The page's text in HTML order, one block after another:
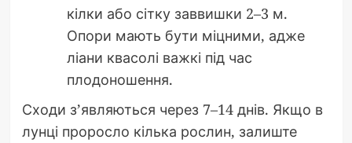
кілки або сітку заввишки 2–3 м.
Опори мають бути міцними, адже
ліани квасолі важкі під час
плодоношення.
Сходи з’являються через 7–14 днів. Якщо в
лунці проросло кілька рослин, залиште